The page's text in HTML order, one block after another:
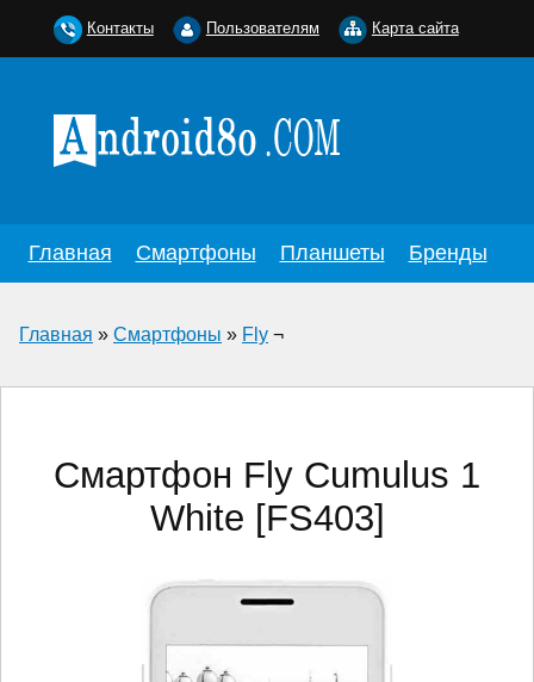
Главная Смартфоны Планшеты Бренды
Главная » Смартфоны » Fly ¬
Смартфон Fly Cumulus 1
White [FS403]
Контакты Пользователям Карта сайта